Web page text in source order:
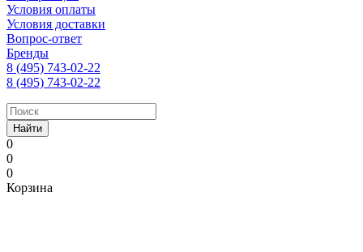
Условия оплаты
Условия доставки
Вопрос-ответ
Бренды
8 (495) 743-02-22
8 (495) 743-02-22
Найти
0
0
0
Корзина